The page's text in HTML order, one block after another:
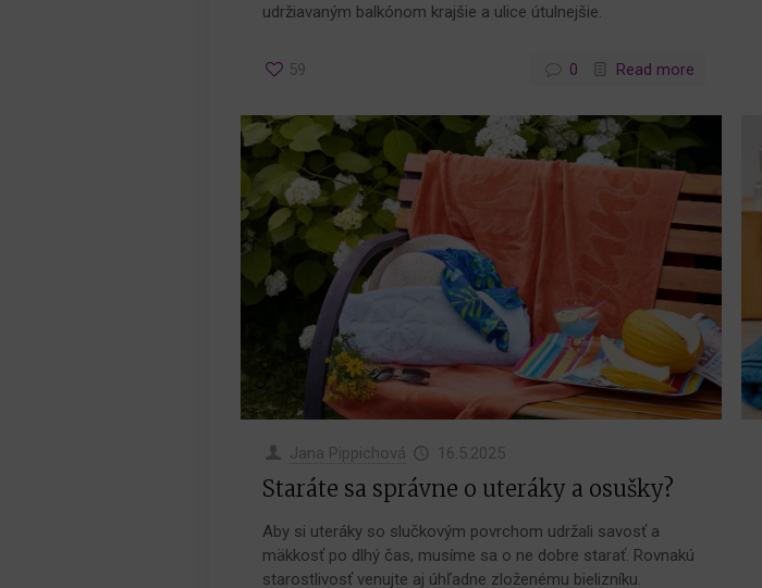
udržiavaným balkónom krajšie a ulice útulnejšie.
59 0 Read more
Jana Pippichová 16.5.2025
Staráte sa správne o uteráky a osušky?
Aby si uteráky so slučkovým povrchom udržali savosť a
mäkkosť po dlhý čas, musíme sa o ne dobre starať. Rovnakú
starostlivosť venujte aj úhľadne zloženému bielizníku.